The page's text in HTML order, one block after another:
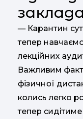
— Карантин
тепер
лекційних
Важливим
фізичної
колись легко
тепер сидітиме